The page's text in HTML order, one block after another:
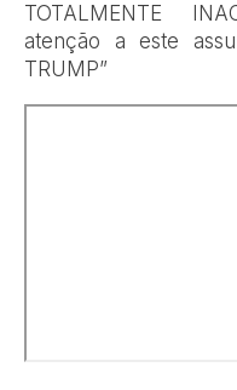
TOTALMENTE
atenção a este
TRUMP”